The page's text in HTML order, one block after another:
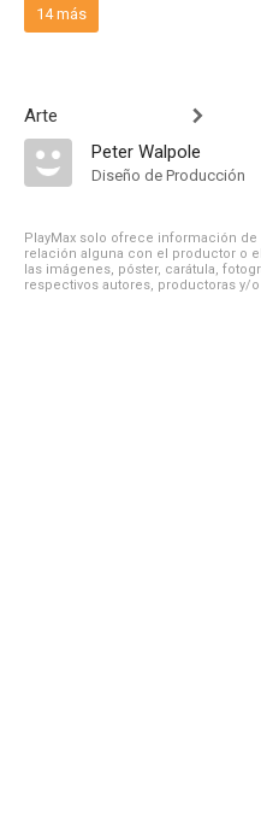
14 más
Arte
Peter Walpole
Diseño de Producción
PlayMax solo ofrece información
relación alguna con el productor o
las imágenes, póster, carátula,
respectivos autores, productoras y/